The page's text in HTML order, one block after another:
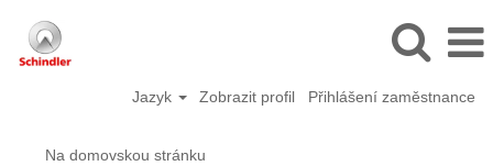
Jazyk Zobrazit profil Přihlášení zaměstnance
Na domovskou stránku